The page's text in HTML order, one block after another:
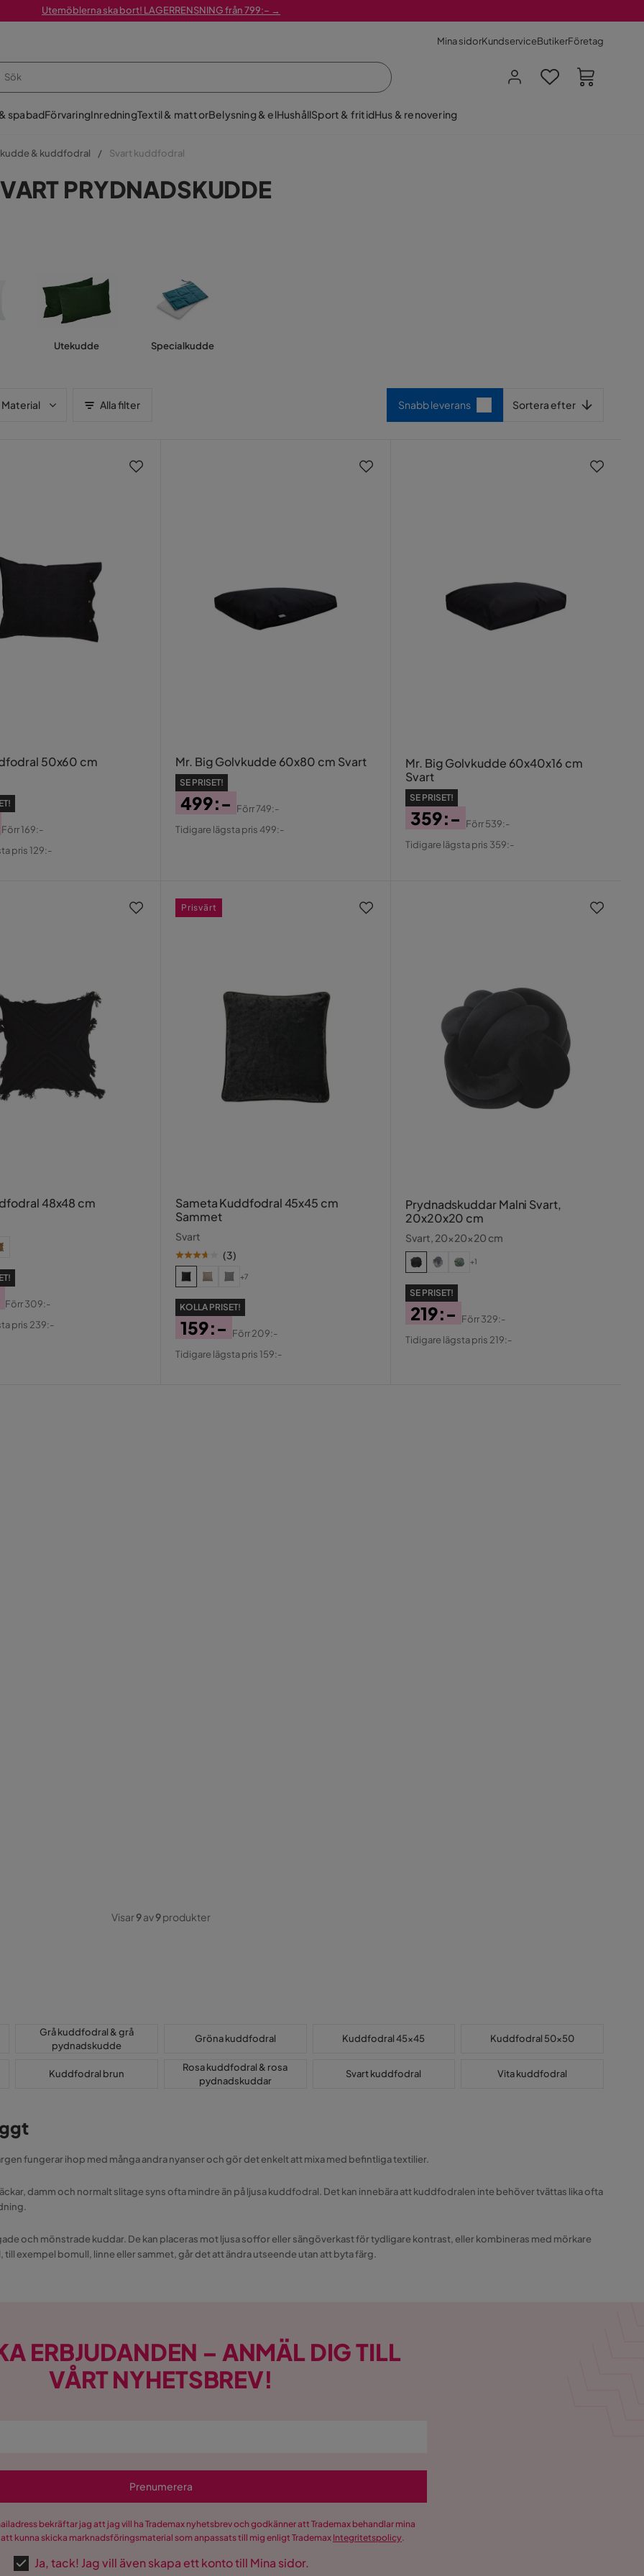
Utemöblerna ska bort! LAGERRENSNING från 799:– →
Mina sidorKundserviceButikerFöretag
spabadFörvaringInredningTextil & mattorBelysning & elHushållSport & fritidHus & renovering
& kuddfodral Svart kuddfodral
PRYDNADSKUDDE
Utekudde Specialkudde
Material Alla filter Snabb leverans Sortera efter
50x60 cm
Förr169:-
pris 129:-
Mr. Big Golvkudde 60x80 cm Svart
SE PRISET!
Pris
499:-
Original
Förr749:-
Tidigare lägsta pris 499:-
Mr. Big Golvkudde 60x40x16 cm
Svart
SE PRISET!
Pris
359:-
Original
Förr539:-
Tidigare lägsta pris 359:-
48x48 cm
Förr309:-
pris 239:-
Sameta Kuddfodral 45x45 cm
Sammet
Svart
(3)
+7
KOLLA PRISET!
Pris
159:-
Original
Förr209:-
Tidigare lägsta pris 159:-
Prisvärt
Prydnadskuddar Malni Svart,
20x20x20 cm
Svart, 20x20x20 cm
+1
SE PRISET!
Pris
219:-
Original
Förr329:-
Tidigare lägsta pris 219:-
Visar9av9produkter
Grå kuddfodral & grå
pydnadskudde
Gröna kuddfodral Kuddfodral 45x45 Kuddfodral 50x50
Kuddfodral brun
Rosa kuddfodral & rosa
pydnadskuddar
Svart kuddfodral Vita kuddfodral
fungerar ihop med många andra nyanser och gör det enkelt att mixa med befintliga textilier.
damm och normalt slitage syns ofta mindre än på ljusa kuddfodral. Det kan innebära att kuddfodralen inte behöver tvättas lika ofta
och mönstrade kuddar. De kan placeras mot ljusa soffor eller sängöverkast för tydligare kontrast, eller kombineras med mörkare
exempel bomull, linne eller sammet, går det att ändra utseende utan att byta färg.
ERBJUDANDEN – ANMÄL DIG TILL
VÅRT NYHETSBREV!
Prenumerera
bekräftar jag att jag vill ha Trademax nyhetsbrev och godkänner att Trademax behandlar mina
kunna skicka marknadsföringsmaterial som anpassats till mig enligt Trademax Integritetspolicy.
Ja, tack! Jag vill även skapa ett konto till Mina sidor.